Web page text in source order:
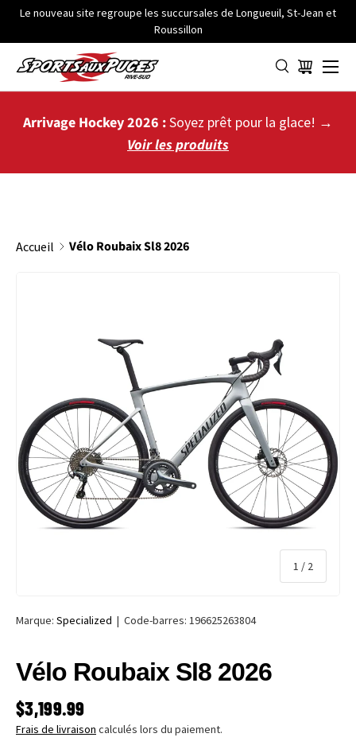
ALLER AU CONTENU
Le nouveau site regroupe les succursales de Longueuil, St-Jean et
Roussillon
Panier
Menu
Arrivage Hockey 2026 :Soyez prêt pour la glace! →
Voir les produits
Accueil Vélo Roubaix Sl8 2026
1 / de
2
Marque: Specialized | Code-barres: 196625263804
Vélo Roubaix Sl8 2026
PRIX HABITUEL
$3,199.99
Frais de livraison calculés lors du paiement.